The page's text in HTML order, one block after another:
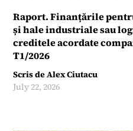
Raport. Finanțările
și hale industriale sau
creditele acordate
T1/2026
Scris deAlex Ciutacu
July 22, 2026